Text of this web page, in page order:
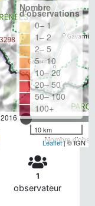
2016
Nombre
Nombre
d'observations
0– 1
1– 2
2– 5
5– 10
10– 20
20– 50
50– 100
100+
10 km
Leaflet| © IGN
1
observateur